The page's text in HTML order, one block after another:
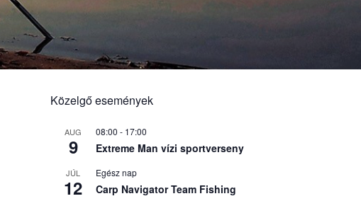
Közelgő események
AUG
9
08:00 - 17:00
Extreme Man vízi sportverseny
JÚL
12
Egész nap
Carp Navigator Team Fishing